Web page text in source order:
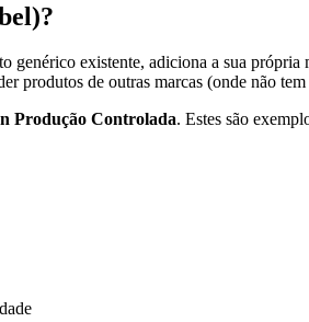
genérico existente, adiciona a sua
produtos de outras marcas (onde não
Produção Controlada. Estes são